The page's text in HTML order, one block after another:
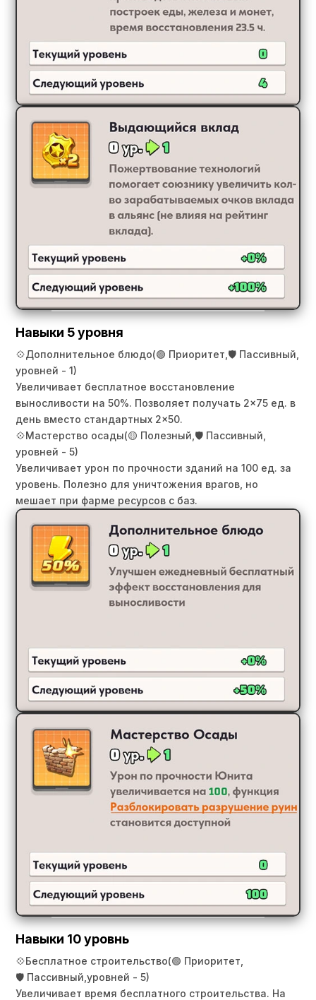
Навыки 5 уровня
💠Дополнительное блюдо(🟢 Приоритет, 🛡️ Пассивный,
уровней - 1)
Увеличивает бесплатное восстановление
выносливости на 50%. Позволяет получать 2×75 ед. в
день вместо стандартных 2×50.
💠Мастерство осады(🟡 Полезный, 🛡️ Пассивный,
уровней - 5)
Увеличивает урон по прочности зданий на 100 ед. за
уровень. Полезно для уничтожения врагов, но
мешает при фарме ресурсов с баз.
Навыки 10 уровнь
💠Бесплатное строительство(🟢 Приоритет,
🛡️ Пассивный,уровней - 5)
Увеличивает время бесплатного строительства. На